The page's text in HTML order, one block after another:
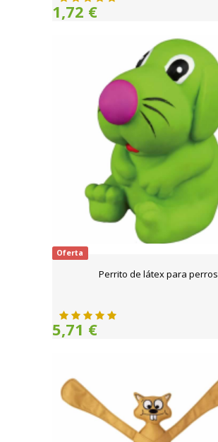
1,72 €
Oferta
Perrito de látex para perros
5,71 €